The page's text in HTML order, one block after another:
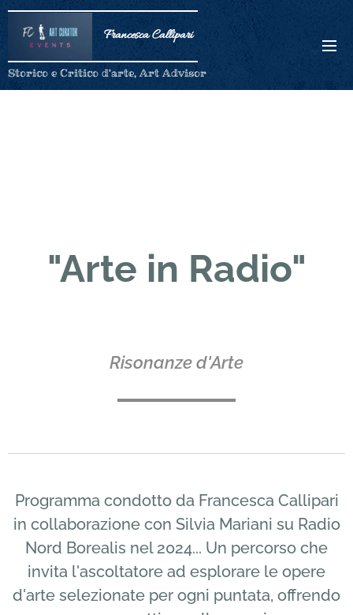
Francesca Callipari
Storico e Critico d'arte, Art Advisor
"Arte in Radio"
Risonanze d'Arte
Programma condotto da Francesca Callipari
in collaborazione con Silvia Mariani su Radio
Nord Borealis nel 2024... Un percorso che
invita l'ascoltatore ad esplorare le opere
d'arte selezionate per ogni puntata, offrendo